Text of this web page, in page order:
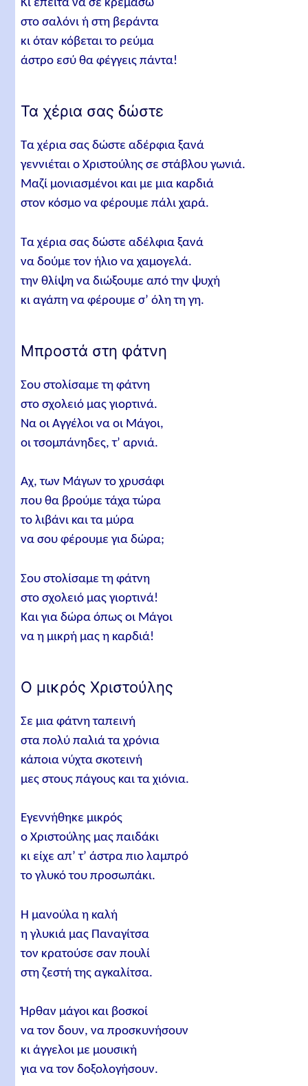
Κι έπειτα να σε κρεμάσω
στο σαλόνι ή στη βεράντα
κι όταν κόβεται το ρεύμα
άστρο εσύ θα φέγγεις πάντα!
Τα χέρια σας δώστε
Τα χέρια σας δώστε αδέρφια ξανά
γεννιέται ο Χριστούλης σε στάβλου γωνιά.
Μαζί μονιασμένοι και με μια καρδιά
στον κόσμο να φέρουμε πάλι χαρά.
Τα χέρια σας δώστε αδέλφια ξανά
να δούμε τον ήλιο να χαμογελά.
την θλίψη να διώξουμε από την ψυχή
κι αγάπη να φέρουμε σ’ όλη τη γη.
Μπροστά στη φάτνη
Σου στολίσαμε τη φάτνη
στο σχολειό μας γιορτινά.
Να οι Αγγέλοι να οι Μάγοι,
οι τσομπάνηδες, τ’ αρνιά.
Αχ, των Μάγων το χρυσάφι
που θα βρούμε τάχα τώρα
το λιβάνι και τα μύρα
να σου φέρουμε για δώρα;
Σου στολίσαμε τη φάτνη
στο σχολειό μας γιορτινά!
Και για δώρα όπως οι Μάγοι
να η μικρή μας η καρδιά!
Ο μικρός Χριστούλης
Σε μια φάτνη ταπεινή
στα πολύ παλιά τα χρόνια
κάποια νύχτα σκοτεινή
μες στους πάγους και τα χιόνια.
Εγεννήθηκε μικρός
ο Χριστούλης μας παιδάκι
κι είχε απ’ τ’ άστρα πιο λαμπρό
το γλυκό του προσωπάκι.
Η μανούλα η καλή
η γλυκιά μας Παναγίτσα
τον κρατούσε σαν πουλί
στη ζεστή της αγκαλίτσα.
Ήρθαν μάγοι και βοσκοί
να τον δουν, να προσκυνήσουν
κι άγγελοι με μουσική
για να τον δοξολογήσουν.